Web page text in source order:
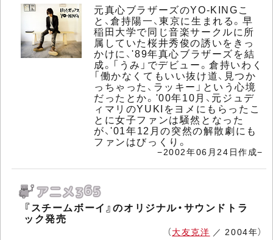
元真心ブラザーズのYO-KINGこ
と、倉持陽一、東京に生まれる。早
稲田大学で同じ音楽サークルに所
属していた桜井秀俊の誘いをきっ
かけに、'89年真心ブラザーズを結
成。「うみ」でデビュー。倉持いわく
「働かなくてもいい抜け道、見つか
っちゃった、ラッキー」という心境
だったとか。'00年10月、元ジュデ
ィマリのYUKIをヨメにもらったこ
とに女子ファンは騒然となった
が、'01年12月の突然の解散劇にも
ファンはびっくり。
−2002年06月24日作成−
『スチームボーイ』のオリジナル・サウンドトラ
ック発売
（大友克洋 ／ 2004年）